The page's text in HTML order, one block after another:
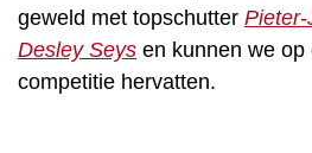
geweld met topschutter
Desley Seys en kunnen we op
competitie hervatten.